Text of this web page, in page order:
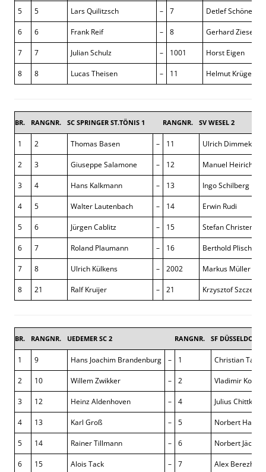
5 5 Lars Quilitzsch – 7 Detlef Schönen
6 6 Frank Reif – 8 Gerhard Ziese
7 7 Julian Schulz – 1001 Horst Eigen
8 8 Lucas Theisen – 11 Helmut Krüger
BR. RANGNR. SC SPRINGER ST.TÖNIS 1 RANGNR. SV WESEL 2
1 2 Thomas Basen – 11 Ulrich Dimmek
2 3 Giuseppe Salamone – 12 Manuel Heirich
3 4 Hans Kalkmann – 13 Ingo Schilberg
4 5 Walter Lautenbach – 14 Erwin Rudi
5 6 Jürgen Cablitz – 15 Stefan Christen
6 7 Roland Plaumann – 16 Berthold Plischke
7 8 Ulrich Külkens – 2002 Markus Müller
8 21 Ralf Kruijer – 21 Krzysztof
BR. RANGNR. UEDEMER SC 2 RANGNR. SF
1 9 Hans Joachim Brandenburg – 1 Christian
2 10 Willem Zwikker – 2 Vladimir
3 12 Heinz Aldenhoven – 4 Julius Chittka
4 13 Karl Groß – 5 Norbert Hamm
5 14 Rainer Tillmann – 6 Norbert Jäckel
6 15 Alois Tack – 7 Alex Berezhnoy